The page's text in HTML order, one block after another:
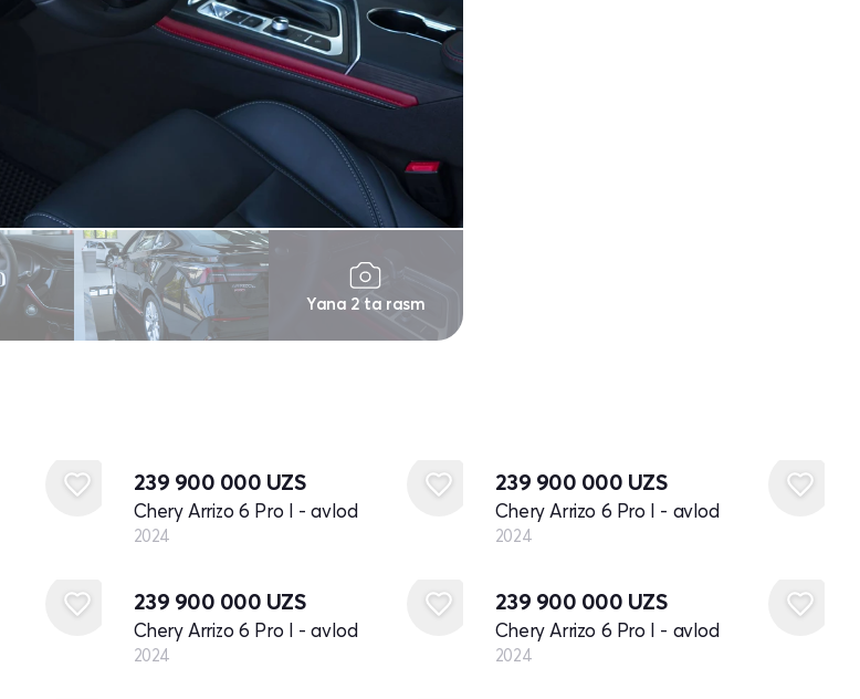
Yana 2 ta rasm
239 900 000 UZS
Chery Arrizo 6 Pro I - avlod
2024
239 900 000 UZS
Chery Arrizo 6 Pro I - avlod
2024
239 900 000 UZS
Chery Arrizo 6 Pro I - avlod
2024
239 900 000 UZS
Chery Arrizo 6 Pro I - avlod
2024